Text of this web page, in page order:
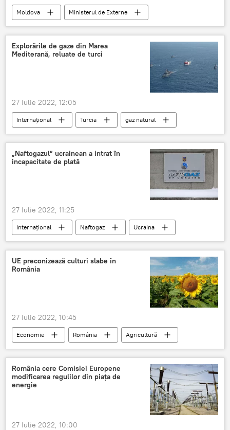
Moldova
Ministerul de Externe
Republica Moldova
dronă
Rusia
Situatia din Ucraina
Explorările de gaze din Marea
Mediterană, reluate de turci
27 Iulie 2022, 12:05
Internaţional Turcia
gaz natural
Marea Mediterană
„Naftogazul” ucrainean a intrat în
incapacitate de plată
27 Iulie 2022, 11:25
Internaţional Naftogaz
Ucraina
Situatia din Ucraina
emisiune de obligațiuni
UE preconizează culturi slabe în
România
27 Iulie 2022, 10:45
Economie România
Agricultură
criza economică
Alimente
Produse alimentare
România cere Comisiei Europene
modificarea regulilor din piața de
energie
27 Iulie 2022, 10:00